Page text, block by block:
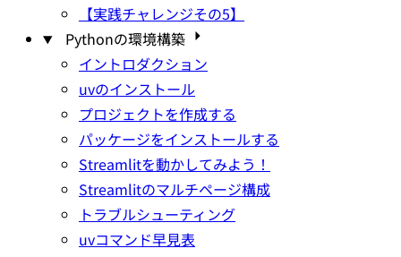
【実践チャレンジその5】
Pythonの環境構築
イントロダクション
uvのインストール
プロジェクトを作成する
パッケージをインストールする
Streamlitを動かしてみよう！
Streamlitのマルチページ構成
トラブルシューティング
uvコマンド早見表